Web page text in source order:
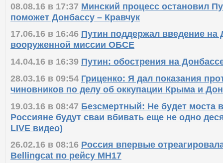
08.08.16 в 17:37 Минский процесс остановил
поможет Донбассу – Кравчук
17.06.16 в 16:46 Путин поддержал введение на
вооруженной миссии ОБСЕ
14.04.16 в 16:39 Путин: обострения на
28.03.16 в 09:54 Гриценко: Я дал показания
чиновников по делу об оккупации Крыма и
19.03.16 в 08:47 Безсмертный: Не будет моста
Россияне будут сваи вбивать еще не одно
LIVE видео)
26.02.16 в 08:16 Россия впервые
Bellingcat по рейсу MH17